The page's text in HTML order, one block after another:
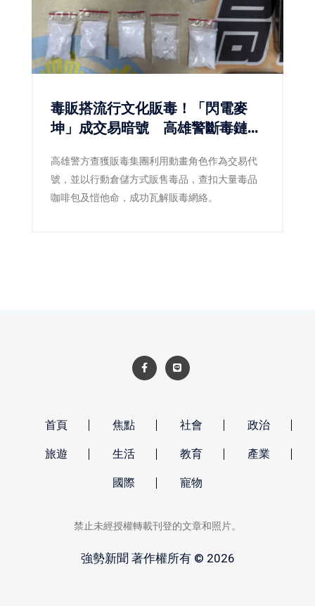
毒販搭流行文化販毒！「閃電麥
坤」成交易暗號 高雄警斷毒鏈逮
高雄警方查獲販毒集團利用動畫角色作為交易代
號，並以行動倉儲方式販售毒品，查扣大量毒品
咖啡包及愷他命，成功瓦解販毒網絡。
首頁 焦點 社會 政治
旅遊 生活 教育 產業
國際 寵物
禁止未經授權轉載刊登的文章和照片。
強勢新聞 著作權所有 © 2026